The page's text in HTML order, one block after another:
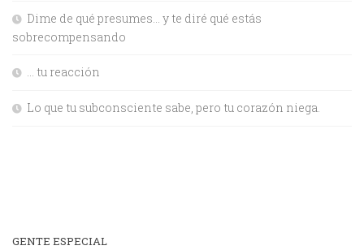
Dime de qué presumes… y te diré qué estás
sobrecompensando
… tu reacción
Lo que tu subconsciente sabe, pero tu corazón niega.
GENTE ESPECIAL